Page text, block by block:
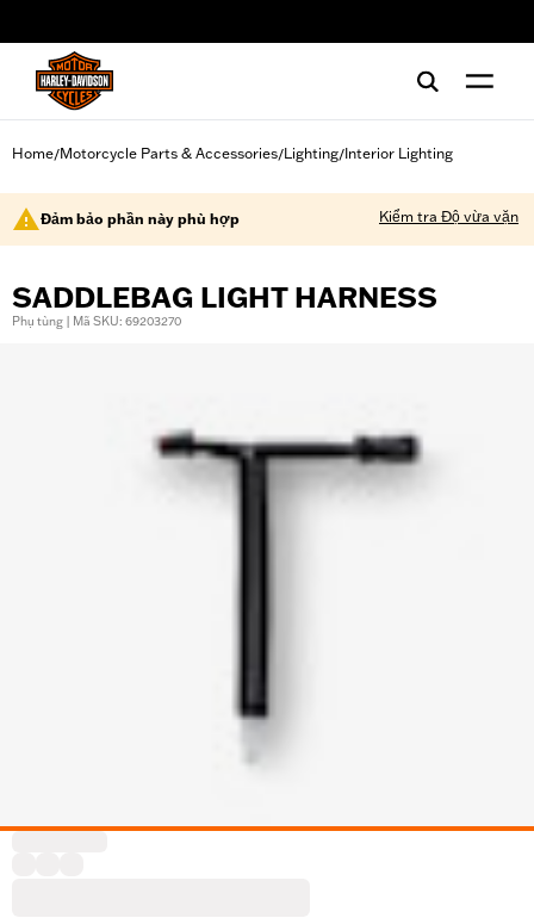
Home/Motorcycle Parts & Accessories/Lighting/Interior Lighting
Đảm bảo phần này phù hợp Kiểm tra Độ vừa vặn
SADDLEBAG LIGHT HARNESS
Phụ tùng | Mã SKU: 69203270